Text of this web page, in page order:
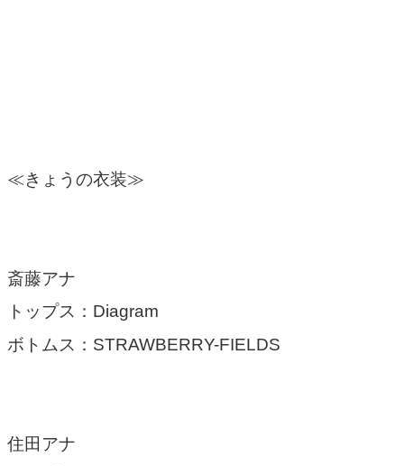
≪きょうの衣装≫
斎藤アナ
トップス：Diagram
ボトムス：STRAWBERRY-FIELDS
住田アナ